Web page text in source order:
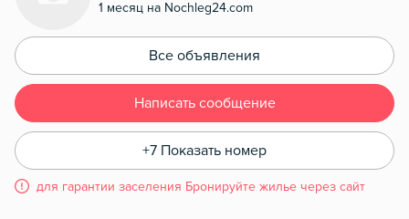
1 месяц на Nochleg24.com
Все объявления
Написать сообщение
+7 Показать номер
для гарантии заселения Бронируйте жилье через сайт